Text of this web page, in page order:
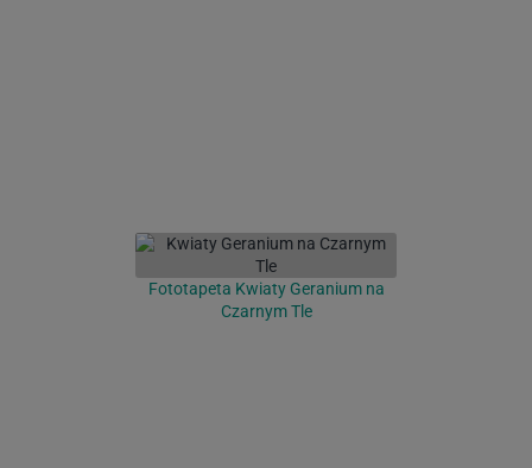
Fototapeta Kwiaty Geranium na
Czarnym Tle